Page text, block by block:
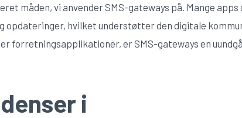
måden, vi anvender SMS-gateways på. Mange
hvilket understøtter den digitale
forretningsapplikationer, er SMS-gateways en
i